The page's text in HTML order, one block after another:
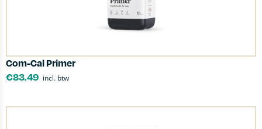
Com-Cal Primer
€83.49 incl. btw